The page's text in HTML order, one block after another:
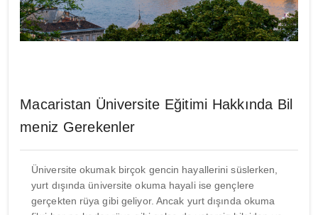
Macaristan Üniversite Eğitimi Hakkında Bil
meniz Gerekenler
Üniversite okumak birçok gencin hayallerini süslerken,
yurt dışında üniversite okuma hayali ise gençlere
gerçekten rüya gibi geliyor. Ancak yurt dışında okuma